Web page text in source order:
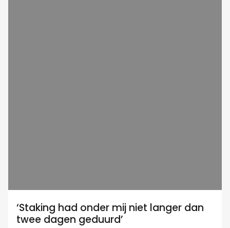
‘Staking had onder mij niet langer dan
twee dagen geduurd’